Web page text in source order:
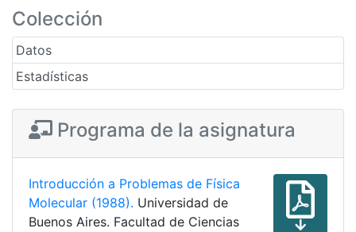
Colección
Datos
Estadísticas
Programa de la asignatura
Introducción a Problemas de Física
Molecular (1988). Universidad de
Buenos Aires. Facultad de Ciencias